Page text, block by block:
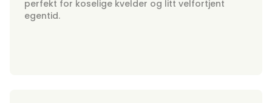
perfekt for koselige kvelder og litt velfortjent
egentid.